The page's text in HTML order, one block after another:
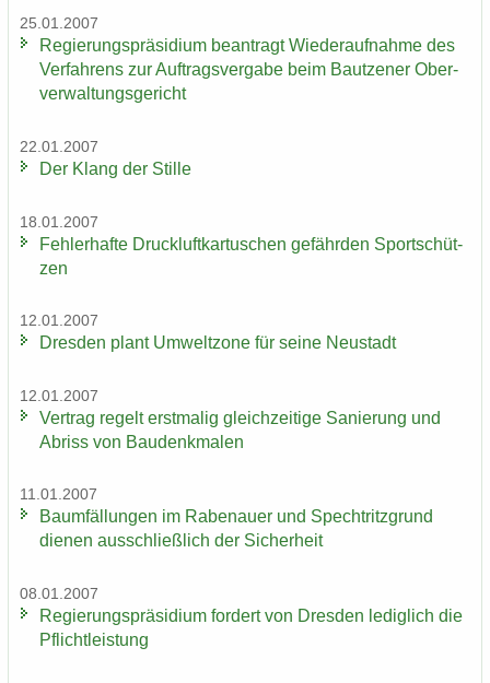
25.01.2007
Re­gie­rungs­prä­si­di­um be­an­tragt Wie­der­auf­nah­me des
Ver­fah­rens zur Auf­trags­ver­ga­be beim Baut­zener Ober­
ver­wal­tungs­ge­richt
22.01.2007
Der Klang der Stil­le
18.01.2007
Feh­ler­haf­te Druck­luft­kar­tu­schen ge­fähr­den Sport­schüt­
zen
12.01.2007
Dres­den plant Um­welt­zo­ne für seine Neu­stadt
12.01.2007
Ver­trag re­gelt erst­ma­lig gleich­zei­ti­ge Sa­nie­rung und
Ab­riss von Bau­denk­ma­len
11.01.2007
Baum­fäl­lun­gen im Ra­be­nau­er und Spech­tritz­grund
die­nen aus­schließ­lich der Si­cher­heit
08.01.2007
Re­gie­rungs­prä­si­di­um for­dert von Dres­den le­dig­lich die
Pflicht­leis­tung